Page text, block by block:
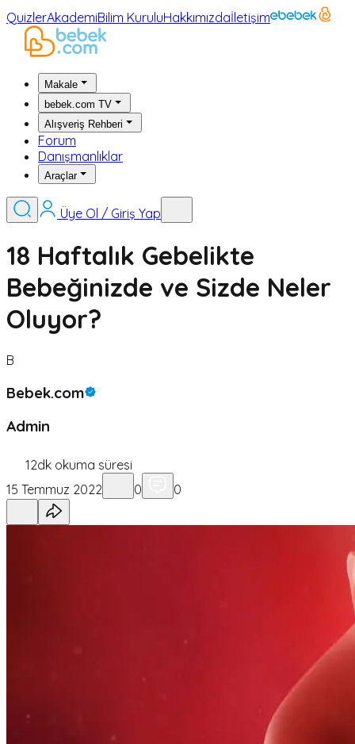
QuizlerAkademiBilim KuruluHakkımızdaİletişim
Makale
bebek.com TV
Alışveriş Rehberi
Forum
Danışmanlıklar
Araçlar
Üye Ol / Giriş Yap
18 Haftalık Gebelikte
Bebeğinizde ve Sizde Neler
Oluyor?
B
Bebek.com
Admin
12dk okuma süresi
15 Temmuz 2022
0 0